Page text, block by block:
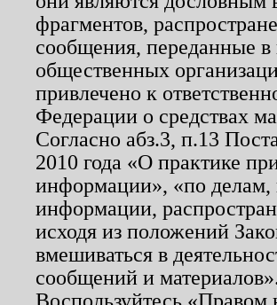
фрагментов,
сообщения, переданные
общественных
привлечено к
Федерации о средствах
Согласно абз.3, п.13
2010 года «О практике
информации», «по
информации,
исходя из положений
вмешиваться в
сообщений и
Воспользуйтесь